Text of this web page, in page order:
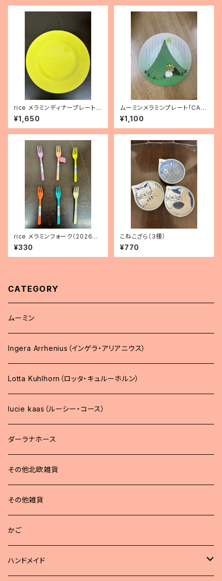
rice メラミンディナープレート
（レモンイエロー）
¥1,650
ムーミンメラミンプレート「CAM
PING」
¥1,100
rice メラミンフォーク（2026年
新色）
¥330
こねこざら（3種）
¥770
CATEGORY
ムーミン
Ingera Arrhenius（インゲラ・アリアニウス）
Lotta Kuhlhorn（ロッタ・キュルーホルン）
lucie kaas（ルーシー・コース）
ダーラナホース
その他北欧雑貨
その他雑貨
かご
ハンドメイド